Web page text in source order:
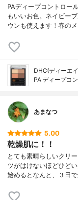
PAディープコントロー
もいいお色。ネイビー
ウンも使えます！春の
DHC(ディーエ
PA ディープコ
あまなつ
5.00
乾燥肌に！！
とても素晴らしいクリ
ツがはけないほどひど
始めるとなんと、３日